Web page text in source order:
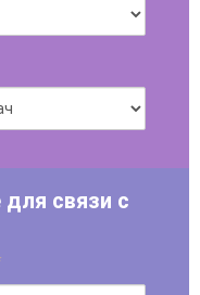
связи с